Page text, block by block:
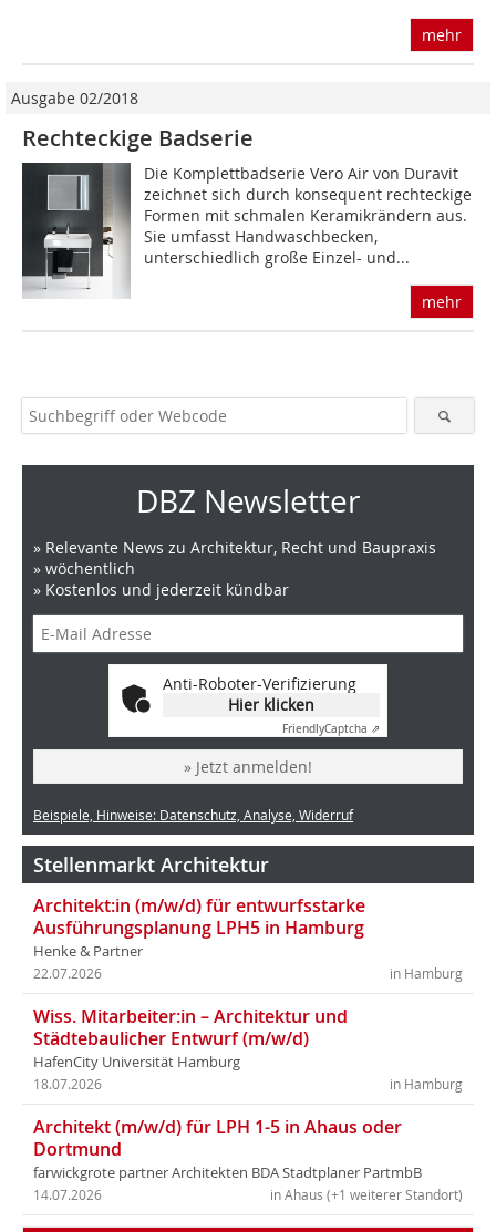
mehr
Ausgabe 02/2018
Rechteckige Badserie
Die Komplettbadserie Vero Air von Duravit
zeichnet sich durch konsequent rechteckige
Formen mit schmalen Keramikrändern aus.
Sie umfasst Handwaschbecken,
unterschiedlich große Einzel- und...
mehr
DBZ Newsletter
» Relevante News zu Architektur, Recht und Baupraxis
» wöchentlich
» Kostenlos und jederzeit kündbar
Anti-Roboter-Verifizierung
Hier klicken
FriendlyCaptcha ⇗
» Jetzt anmelden!
Beispiele, Hinweise: Datenschutz, Analyse, Widerruf
Stellenmarkt Architektur
Architekt:in (m/w/d) für entwurfsstarke
Ausführungsplanung LPH5 in Hamburg
Henke & Partner
in Hamburg
22.07.2026
Wiss. Mitarbeiter:in – Architektur und
Städtebaulicher Entwurf (m/w/d)
HafenCity Universität Hamburg
in Hamburg
18.07.2026
Architekt (m/w/d) für LPH 1-5 in Ahaus oder
Dortmund
farwickgrote partner Architekten BDA Stadtplaner PartmbB
in Ahaus (+1 weiterer Standort)
14.07.2026